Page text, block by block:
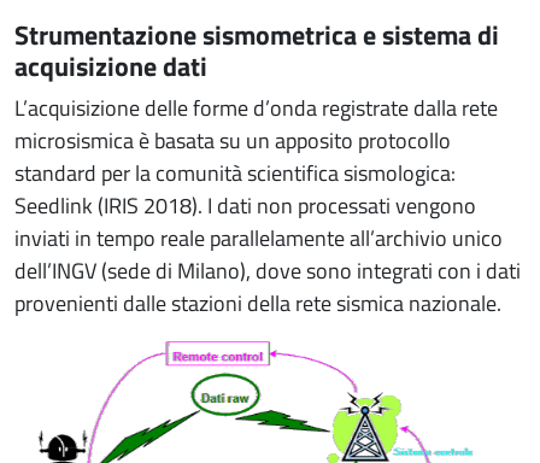
Strumentazione sismometrica e sistema di
acquisizione dati
L’acquisizione delle forme d’onda registrate dalla rete
microsismica è basata su un apposito protocollo
standard per la comunità scientifica sismologica:
Seedlink (IRIS 2018). I dati non processati vengono
inviati in tempo reale parallelamente all’archivio unico
dell’INGV (sede di Milano), dove sono integrati con i dati
provenienti dalle stazioni della rete sismica nazionale.